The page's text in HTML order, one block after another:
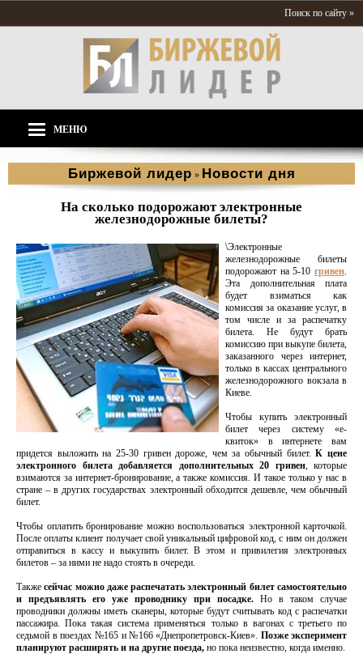
Поиск по сайту »
МЕНЮ
Биржевой лидер » Новости дня
На сколько подорожают электронные
железнодорожные билеты?
\Электронные
железнодорожные билеты
подорожают на 5-10 гривен.
Эта дополнительная плата
будет взиматься как
комиссия за оказание услуг, в
том числе и за распечатку
билета. Не будут брать
комиссию при выкупе билета,
заказанного через интернет,
только в кассах центрального
железнодорожного вокзала в
Киеве.
Чтобы купить электронный
билет через систему «е-
квиток» в интернете вам
придется выложить на 25-30 гривен дороже, чем за обычный билет.К цене
электронного билета добавляется дополнительных 20 гривен, которые
взимаются за интернет-бронирование, а также комиссия. И такое только у нас в
стране – в других государствах электронный обходится дешевле, чем обычный
билет.
Чтобы оплатить бронирование можно воспользоваться электронной карточкой.
После оплаты клиент получает свой уникальный цифровой код, с ним он должен
отправиться в кассу и выкупить билет. В этом и привилегия электронных
билетов – за ними не надо стоять в очереди.
Такжесейчас можно даже распечатать электронный билет самостоятельно
и предъявлять его уже проводнику при посадке. Но в таком случае
проводники должны иметь сканеры, которые будут считывать код с распечатки
пассажира. Пока такая система применяться только в вагонах с третьего по
седьмой в поездах №165 и №166 «Днепропетровск-Киев». Позже эксперимент
планируют расширять и на другие поезда, но пока неизвестно, когда именно.